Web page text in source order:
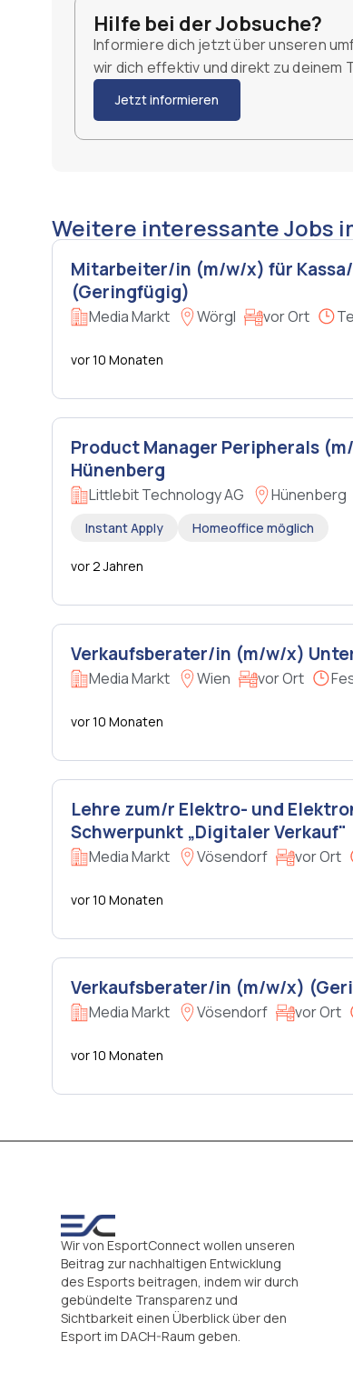
Hilfe bei der Jobsuche?
Informiere dich jetzt über unseren
wir dich effektiv und direkt zu deinem
Jetzt informieren
Weitere interessante Jobs
Mitarbeiter/in (m/w/x) für
(Geringfügig)
Media Markt Wörgl vor Ort
vor 10 Monaten
Product Manager Peripherals
Hünenberg
Littlebit Technology AG Hünenberg
Instant Apply Homeoffice möglich
vor 2 Jahren
Verkaufsberater/in (m/w/x)
Media Markt Wien vor Ort
vor 10 Monaten
Lehre zum/r Elektro- und
Schwerpunkt „Digitaler Verkauf"
Media Markt Vösendorf vor Ort
vor 10 Monaten
Verkaufsberater/in (m/w/x)
Media Markt Vösendorf vor Ort
vor 10 Monaten
Wir von EsportConnect wollen unseren
Beitrag zur nachhaltigen Entwicklung
des Esports beitragen, indem wir durch
gebündelte Transparenz und
Sichtbarkeit einen Überblick über den
Esport im DACH-Raum geben.